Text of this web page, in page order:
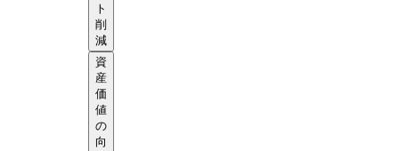
ト
削
減
資
産
価
値
の
向